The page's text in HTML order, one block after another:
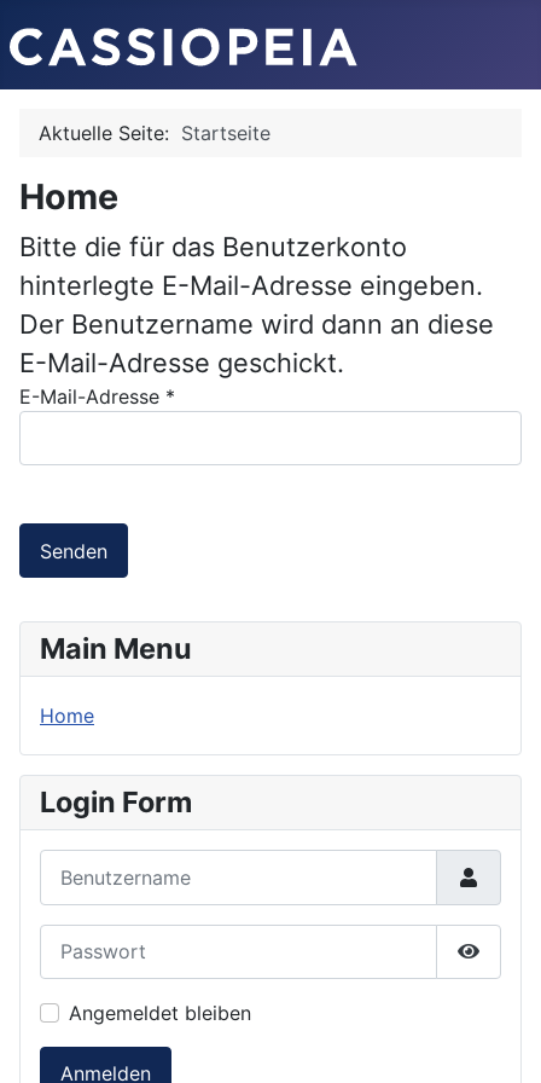
Aktuelle Seite: Startseite
Home
Bitte die für das Benutzerkonto
hinterlegte E-Mail-Adresse eingeben.
Der Benutzername wird dann an diese
E-Mail-Adresse geschickt.
E-Mail-Adresse *
Senden
Main Menu
Home
Login Form
Angemeldet bleiben
Anmelden